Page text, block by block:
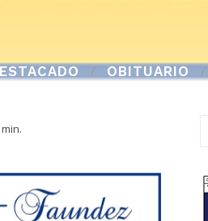
OBITUARIO
min.